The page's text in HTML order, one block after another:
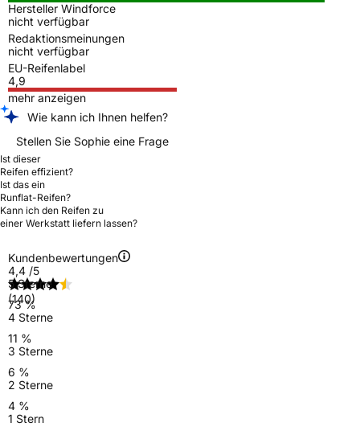
Hersteller Windforce
nicht verfügbar
Redaktionsmeinungen
nicht verfügbar
EU-Reifenlabel
4,9
mehr anzeigen
Wie kann ich Ihnen helfen?
Stellen Sie Sophie eine Frage
Ist dieser
Reifen effizient?
Ist das ein
Runflat-Reifen?
Kann ich den Reifen zu
einer Werkstatt liefern lassen?
Kundenbewertungen
4,4 /5
(140)
5 Sterne
73 %
4 Sterne
11 %
3 Sterne
6 %
2 Sterne
4 %
1 Stern